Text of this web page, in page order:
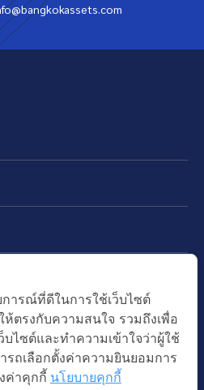
การณ์ที่ดีในการใช้เว็บไซต์
ตรงกับความสนใจ รวมถึงเพื่อ
บไซต์และทำความเข้าใจว่าผู้ใช้
ถเลือกตั้งค่าความยินยอมการ
ค่าคุกกี้ นโยบายคุกกี้